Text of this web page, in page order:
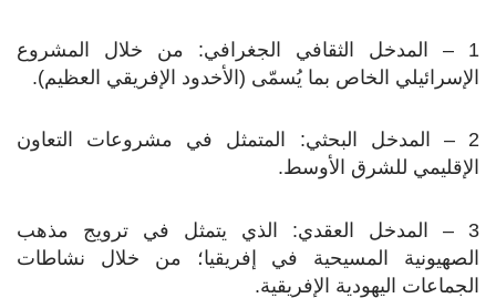
1 – المدخل الثقافي الجغرافي: من خلال المشروع
الإسرائيلي الخاص بما يُسمّى (الأخدود الإفريقي العظيم).
2 – المدخل البحثي: المتمثل في مشروعات التعاون
الإقليمي للشرق الأوسط.
3 – المدخل العقدي: الذي يتمثل في ترويج مذهب
الصهيونية المسيحية في إفريقيا؛ من خلال نشاطات
الجماعات اليهودية الإفريقية.